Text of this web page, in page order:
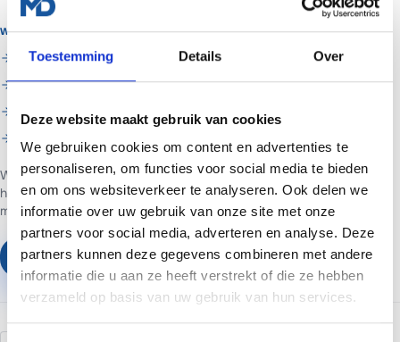
Toestemming Details Over
Deze website maakt gebruik van cookies
We gebruiken cookies om content en advertenties te
personaliseren, om functies voor social media te bieden
en om ons websiteverkeer te analyseren. Ook delen we
informatie over uw gebruik van onze site met onze
partners voor social media, adverteren en analyse. Deze
partners kunnen deze gegevens combineren met andere
informatie die u aan ze heeft verstrekt of die ze hebben
verzameld op basis van uw gebruik van hun services.
WANNEER MADA TECH INSCHAKELEN?
Je wilt het niet zelf doen of komt er niet uit
Je wilt het in een keer goed laten regelen
Je wilt doorlopend beheer en support
Je wilt hulp met geo & ai vindbaarheid
Web- en marketingpartner in Assen. Websites voor ondernemers in
heel Nederland. Websites vanaf €699 of €65 per maand inclusief
managed hosting en basis SEO.
Plan een vrijblijvend gesprek